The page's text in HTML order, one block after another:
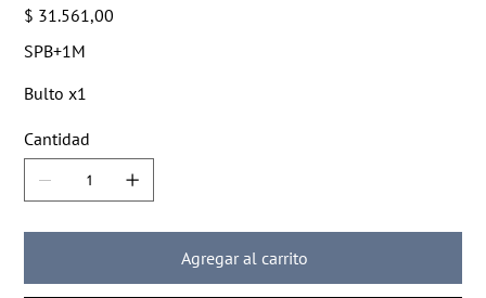
Precio
$ 31.561,00
SPB+1M
Bulto x1
Cantidad
Agregar al carrito